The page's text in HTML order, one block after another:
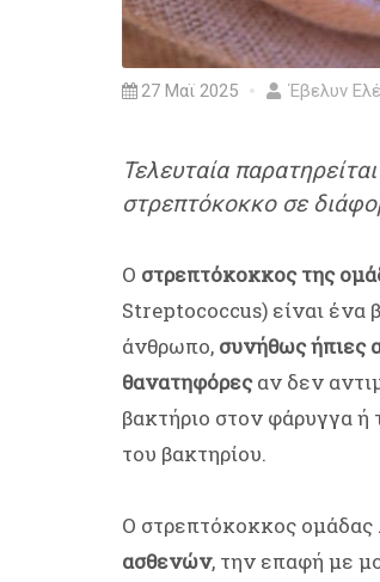
27 Μαϊ 2025 Έβελυν
Τελευταία
στρεπτόκοκκο σε
Ο στρεπτόκοκκος της
Streptococcus) είναι ένα
άνθρωπο, συνήθως ήπιες
θανατηφόρεςαν δεν
βακτήριο στον φάρυγγα ή
του βακτηρίου.
Ο στρεπτόκοκκος ομάδας
ασθενών, την επαφή με